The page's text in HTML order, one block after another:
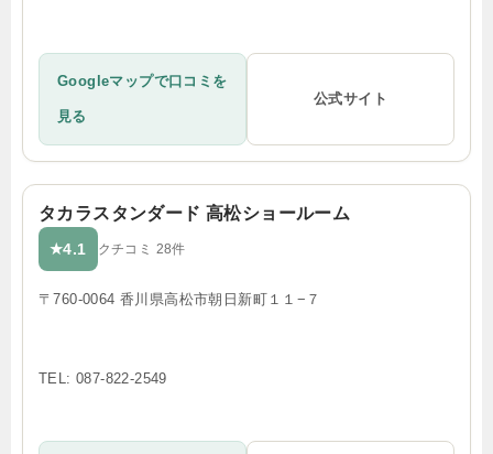
Googleマップで口コミを
見る
公式サイト
タカラスタンダード 高松ショールーム
★4.1 クチコミ 28件
〒760-0064 香川県高松市朝日新町１１−７
TEL: 087-822-2549